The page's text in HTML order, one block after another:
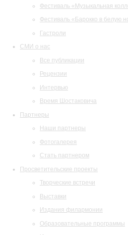
Фестиваль «Музыкальная
Фестиваль «Барокко в белую
Гастроли
СМИ о нас
Все публикации
Рецензии
Интервью
Время Шостаковича
Партнеры
Наши партнеры
Фотогалерея
Стать партнером
Просветительские проекты
Творческие встречи
Выставки
Издания филармонии
Образовательные программы